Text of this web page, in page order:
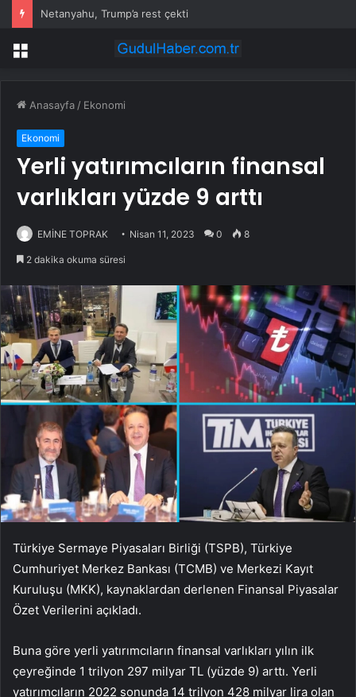
Netanyahu, Trump’a rest çekti
Menü
Anasayfa / Ekonomi
Ekonomi
Yerli yatırımcıların finansal
varlıkları yüzde 9 arttı
EMİNE TOPRAK Nisan 11, 2023 0 8
2 dakika okuma süresi
Türkiye Sermaye Piyasaları Birliği (TSPB), Türkiye
Cumhuriyet Merkez Bankası (TCMB) ve Merkezi Kayıt
Kuruluşu (MKK), kaynaklardan derlenen Finansal Piyasalar
Özet Verilerini açıkladı.
Buna göre yerli yatırımcıların finansal varlıkları yılın ilk
çeyreğinde 1 trilyon 297 milyar TL (yüzde 9) arttı. Yerli
yatırımcıların 2022 sonunda 14 trilyon 428 milyar lira olan